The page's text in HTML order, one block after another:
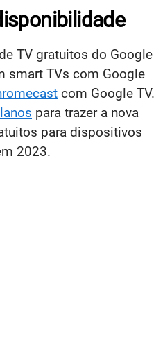
TV gratuitos do Google
smart TVs com Google
com Google TV.
para trazer a nova
para dispositivos
2023.